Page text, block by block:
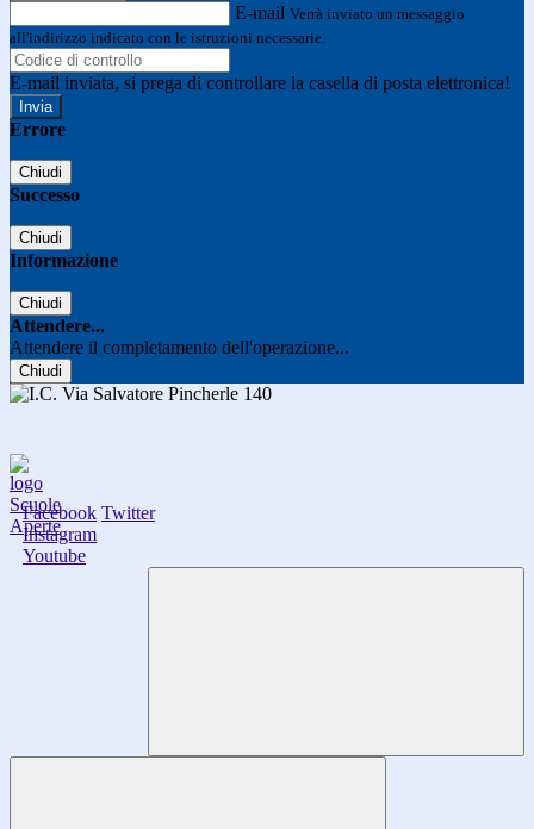
E-mail Verrà inviato un messaggio
all'indirizzo indicato con le istruzioni necessarie.
E-mail inviata, si prega di controllare la casella di posta elettronica!
Errore
Chiudi
Successo
Chiudi
Informazione
Chiudi
Attendere...
Attendere il completamento dell'operazione...
Chiudi
Facebook Twitter
Instagram
Youtube